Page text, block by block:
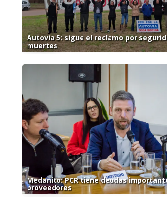
Autovia 5: sigue el reclamo por
muertes
Medanito: PCR tiene deudas
proveedores